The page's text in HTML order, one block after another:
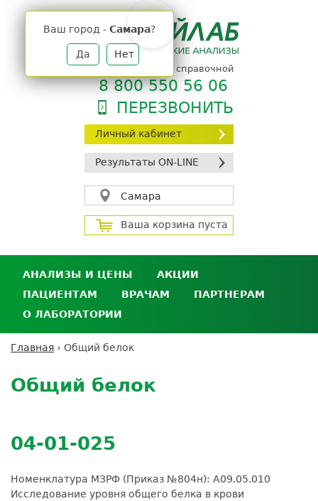
Личный кабинет
Результаты ON-LINE
Самара
Ваш город - Самара?
Да Нет
Ваша корзина пуста
телефон единой справочной
8 800 550 56 06
ПЕРЕЗВОНИТЬ
АНАЛИЗЫ И ЦЕНЫ
Анализы и цены
Где сдать анализы
Выезд на дом
Расшифровка анализов
АКЦИИ
ПАЦИЕНТАМ
Личный кабинет пациента
Дисконтная программа
Обратная связь
Налоговый вычет
ВРАЧАМ
лабораторию
ПАРТНЕРАМ
кабинет
О ЛАБОРАТОРИИ
Вакансии
здесь
Главная › Общий белок
to
top
Общий белок
04-01-025
Номенклатура МЗРФ (Приказ №804н): A09.05.010
Исследование уровня общего белка в крови